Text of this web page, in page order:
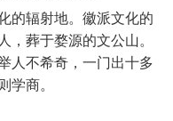
辐射地。徽派文化的
，葬于婺源的文公山。
人不希奇，一门出十多
学商。